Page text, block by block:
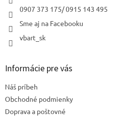
0907 373 175/ 0915 143 495
Sme aj na Facebooku
vbart_sk
Informácie pre vás
Náš príbeh
Obchodné podmienky
Doprava a poštovné